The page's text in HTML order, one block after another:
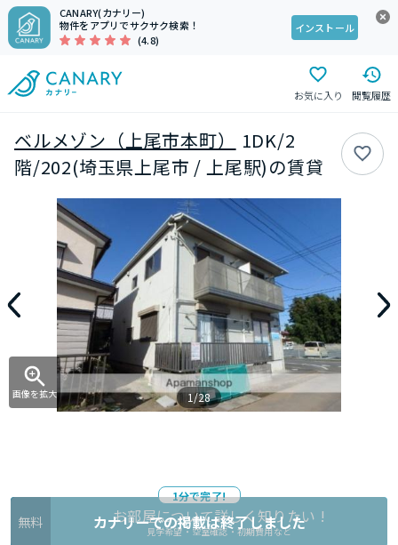
CANARY(カナリー)
物件をアプリでサクサク検索！
(4.8)
インストール
お気に入り 閲覧履歴
ベルメゾン（上尾市本町）
1DK/2
階/202(埼玉県上尾市 / 上尾駅)の賃貸
画像を拡大 1/28
1分で完了!
無料 お部屋について詳しく知りたい !
見学希望・空室確認・初期費用など
カナリーでの掲載は終了しました